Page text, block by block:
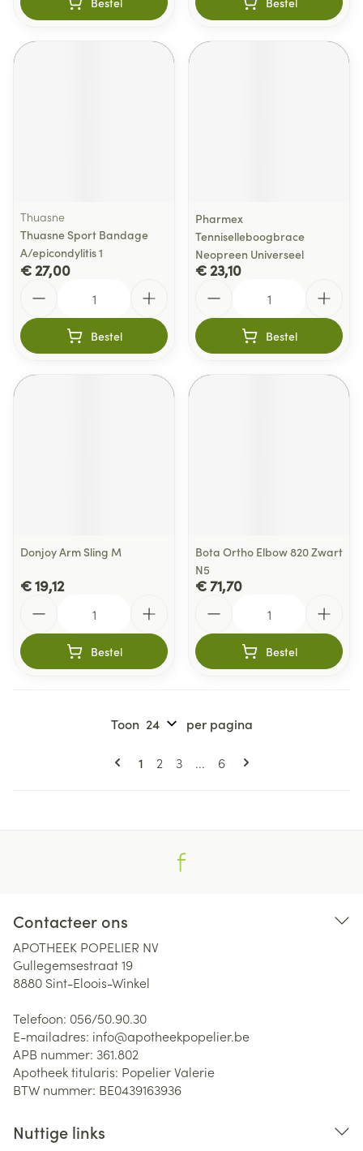
Thuasne
Thuasne Sport Bandage
A/epicondylitis 1
€ 27,00
Bestel
Pharmex
Tenniselleboogbrace
Neopreen Universeel
€ 23,10
Bestel
Donjoy Arm Sling M
€ 19,12
Bestel
Bota Ortho Elbow 820 Zwart
N5
€ 71,70
Bestel
Pagina's
U lees momenteel pagina
1 Pagina
2 Pagina
3 ... Pagina
6
Toon per pagina
Contacteer ons
APOTHEEK POPELIER NV
Gullegemsestraat 19
8880 Sint-Eloois-Winkel
Telefoon: 056/50.90.30
E-mailadres: info@apotheekpopelier.be
APB nummer: 361.802
Apotheek titularis: Popelier Valerie
BTW nummer: BE0439163936
Nuttige links